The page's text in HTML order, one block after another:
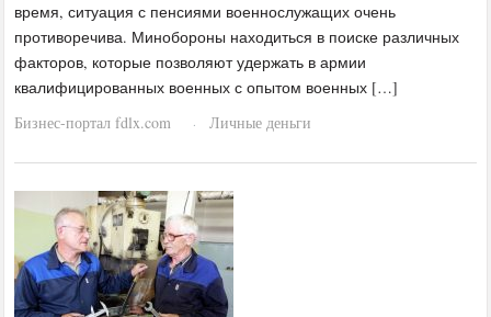
время, ситуация с пенсиями военнослужащих очень
противоречива. Минобороны находиться в поиске различных
факторов, которые позволяют удержать в армии
квалифицированных военных с опытом военных […]
Бизнес-портал fdlx.com
· Личные деньги